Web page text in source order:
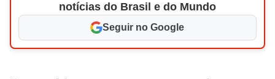
notícias do Brasil e do Mundo
Seguir no Google